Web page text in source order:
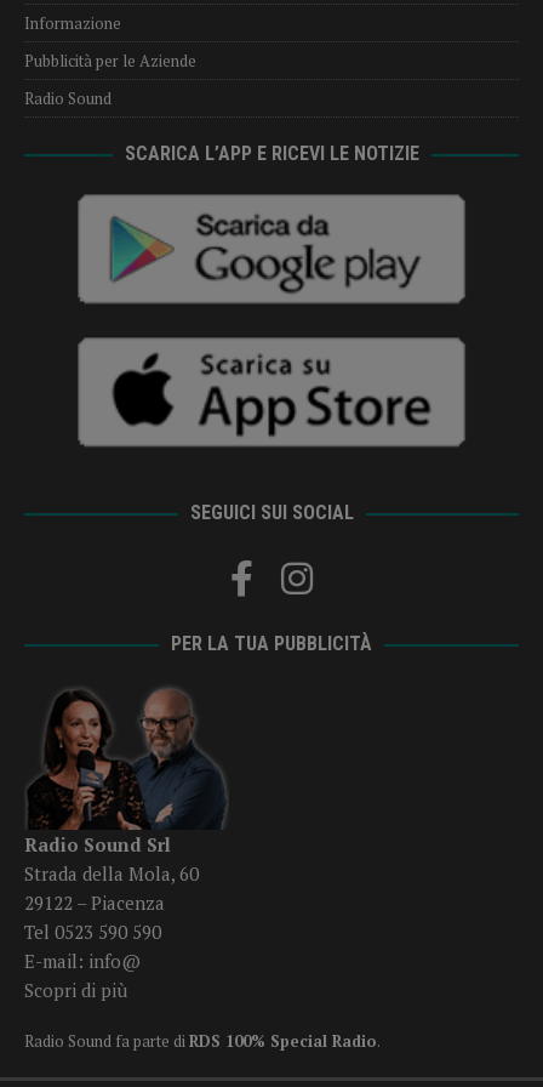
Informazione
Pubblicità per le Aziende
Radio Sound
SCARICA L’APP E RICEVI LE NOTIZIE
SEGUICI SUI SOCIAL
PER LA TUA PUBBLICITÀ
Radio Sound Srl
Strada della Mola, 60
29122 – Piacenza
Tel 0523 590 590
E-mail: info@
Scopri di più
Radio Sound fa parte diRDS 100% Special Radio.